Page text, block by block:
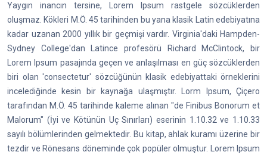
Yaygın inancın tersine, Lorem Ipsum rastgele sözcüklerden
oluşmaz. Kökleri M.Ö. 45 tarihinden bu yana klasik Latin edebiyatına
kadar uzanan 2000 yıllık bir geçmişi vardır. Virginia'daki Hampden-
Sydney College'dan Latince profesörü Richard McClintock, bir
Lorem Ipsum pasajında geçen ve anlaşılması en güç sözcüklerden
biri olan 'consectetur' sözcüğünün klasik edebiyattaki örneklerini
incelediğinde kesin bir kaynağa ulaşmıştır. Lorm Ipsum, Çiçero
tarafından M.Ö. 45 tarihinde kaleme alınan "de Finibus Bonorum et
Malorum" (İyi ve Kötünün Uç Sınırları) eserinin 1.10.32 ve 1.10.33
sayılı bölümlerinden gelmektedir. Bu kitap, ahlak kuramı üzerine bir
tezdir ve Rönesans döneminde çok popüler olmuştur. Lorem Ipsum